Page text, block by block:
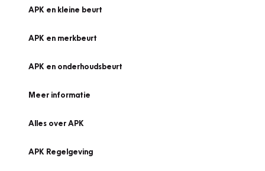
APK en kleine beurt
APK en merkbeurt
APK en onderhoudsbeurt
Meer informatie
Alles over APK
APK Regelgeving